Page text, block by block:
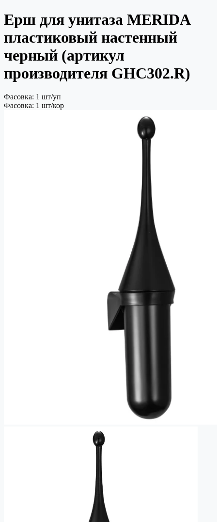
Ерш для унитаза MERIDA
пластиковый настенный
черный (артикул
производителя GHC302.R)
Фасовка: 1 шт/уп
Фасовка: 1 шт/кор